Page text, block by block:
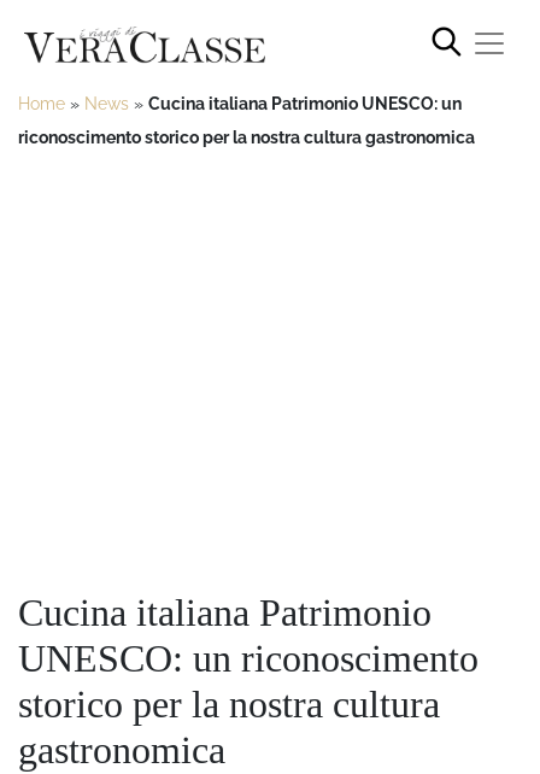
Home » News » Cucina italiana Patrimonio UNESCO: un
riconoscimento storico per la nostra cultura gastronomica
Cucina italiana Patrimonio
UNESCO: un riconoscimento
storico per la nostra cultura
gastronomica